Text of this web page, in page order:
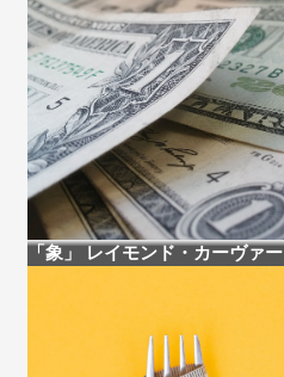
「象」 レイモンド・カーヴァー